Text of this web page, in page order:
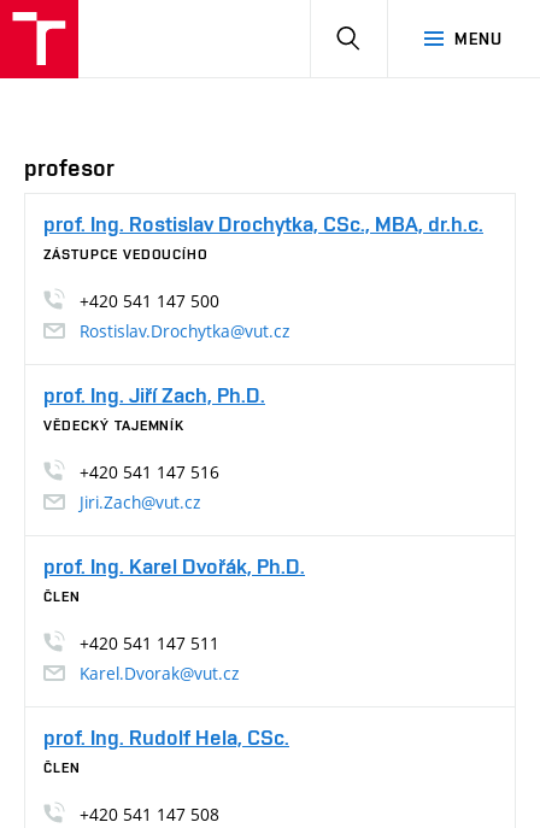
MENU
profesor
prof. Ing. Rostislav Drochytka, CSc., MBA, dr.h.c.
ZÁSTUPCE VEDOUCÍHO
+420 541 147 500
Rostislav.Drochytka@vut.cz
prof. Ing. Jiří Zach, Ph.D.
VĚDECKÝ TAJEMNÍK
+420 541 147 516
Jiri.Zach@vut.cz
prof. Ing. Karel Dvořák, Ph.D.
ČLEN
+420 541 147 511
Karel.Dvorak@vut.cz
prof. Ing. Rudolf Hela, CSc.
ČLEN
+420 541 147 508